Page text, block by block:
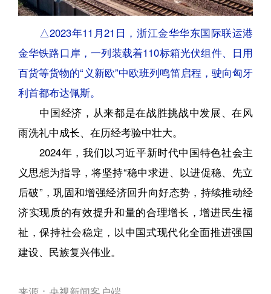
△2023年11月21日，浙江金华华东国际联运港
金华铁路口岸，一列装载着110标箱光伏组件、日用
百货等货物的“义新欧”中欧班列鸣笛启程，驶向匈牙
利首都布达佩斯。
中国经济，从来都是在战胜挑战中发展、在风
雨洗礼中成长、在历经考验中壮大。
2024年，我们以习近平新时代中国特色社会主
义思想为指导，将坚持“稳中求进、以进促稳、先立
后破”，巩固和增强经济回升向好态势，持续推动经
济实现质的有效提升和量的合理增长，增进民生福
祉，保持社会稳定，以中国式现代化全面推进强国
建设、民族复兴伟业。